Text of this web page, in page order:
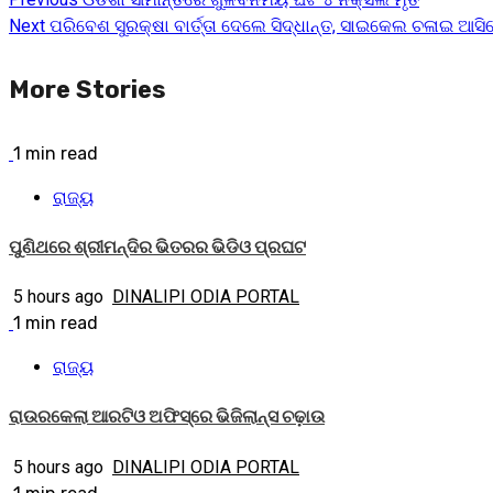
Next ପରିବେଶ ସୁରକ୍ଷା ବାର୍ତ୍ତା ଦେଲେ ସିଦ୍ଧାନ୍ତ, ସାଇକେଲ ଚଳାଇ
More Stories
1 min read
ରାଜ୍ୟ
ପୁଣିଥରେ ଶ୍ରୀମନ୍ଦିର ଭିତରର ଭିଡିଓ ପ୍ରଘଟ
5 hours ago DINALIPI ODIA PORTAL
1 min read
ରାଜ୍ୟ
ରାଉରକେଲା ଆରଟିଓ ଅଫିସ୍‌ରେ ଭିଜିଲାନ୍ସ ଚଢ଼ାଉ
5 hours ago DINALIPI ODIA PORTAL